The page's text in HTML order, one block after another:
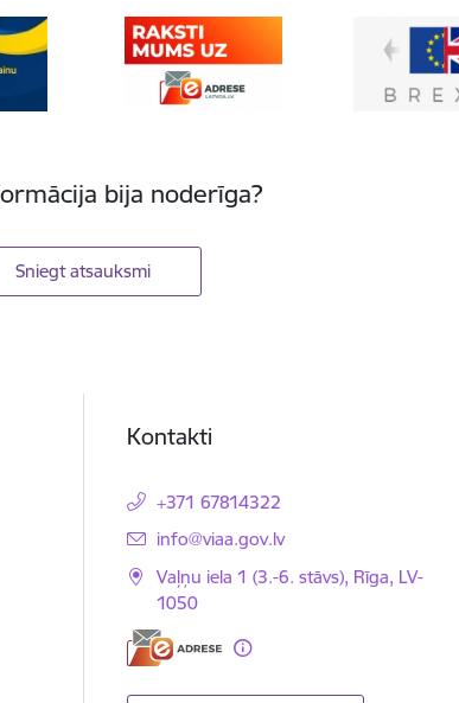
bija noderīga?
Sniegt atsauksmi
Kontakti
+371 67814322
E-pasts:
info@viaa.gov.lv
Vaļņu iela 1 (3.-6. stāvs), Rīga, LV-
1050